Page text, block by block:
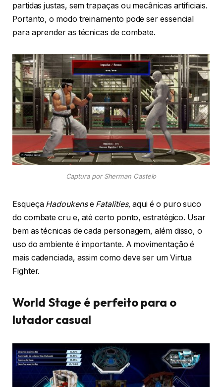
partidas justas, sem trapaças ou mecânicas artificiais.
Portanto, o modo treinamento pode ser essencial
para aprender as técnicas de combate.
Captura por Sherman Castelo
Esqueça Hadoukense Fatalities,aqui é o puro suco
do combate cru e, até certo ponto, estratégico. Usar
bem as técnicas de cada personagem, além disso, o
uso do ambiente é importante. A movimentação é
mais cadenciada, assim como deve ser um Virtua
Fighter.
World Stage é perfeito para o
lutador casual